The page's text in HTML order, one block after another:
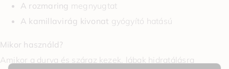
A rozmaring megnyugtat
A kamillavirág kivonat gyógyító hatású
Mikor használd?
Amikor a durva és száraz kezek, lábak hidratálásra